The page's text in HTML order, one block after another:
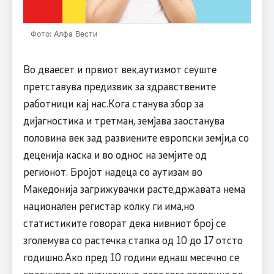
Фото: Алфа Вести
Во дваесет и првиот век,аутизмот сеуште
претставува предизвик за здравствените
работници кај нас.Кога станува збор за
дијагностика и третман, земјава заостанува
половина век зад развиените европски земји,а со
деценија каска и во однос на земјите од
регионот. Бројот надеца со аутизам во
Македонија загрижувачки расте,државата нема
национален регистар колку ги има,но
статистиките говорат дека нивниот број се
зголемува со растечка стапка од 10 до 17 отсто
годишно.Ако пред 10 години еднаш месечно се